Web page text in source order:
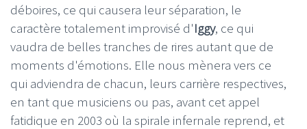
déboires, ce qui causera leur séparation, le
caractère totalement improvisé d'Iggy, ce qui
vaudra de belles tranches de rires autant que de
moments d'émotions. Elle nous mènera vers ce
qui adviendra de chacun, leurs carrière respectives,
en tant que musiciens ou pas, avant cet appel
fatidique en 2003 où la spirale infernale reprend, et